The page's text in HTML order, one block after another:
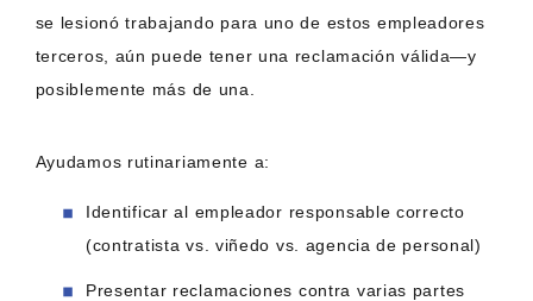
se lesionó trabajando para uno de estos empleadores
terceros, aún puede tener una reclamación válida—y
posiblemente más de una.
Ayudamos rutinariamente a:
Identificar al empleador responsable correcto
(contratista vs. viñedo vs. agencia de personal)
Presentar reclamaciones contra varias partes